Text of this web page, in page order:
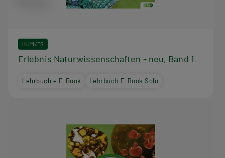
HUM/FS
Erlebnis Naturwissenschaften - neu, Band 1
Lehrbuch + E-Book Lehrbuch E-Book Solo